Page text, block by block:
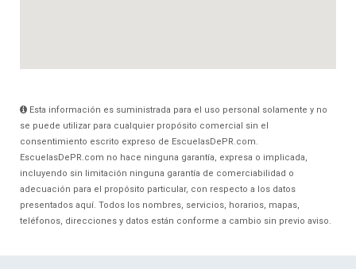
Esta información es suministrada para el uso personal solamente y no
se puede utilizar para cualquier propósito comercial sin el
consentimiento escrito expreso de EscuelasDePR.com.
EscuelasDePR.com no hace ninguna garantía, expresa o implicada,
incluyendo sin limitación ninguna garantía de comerciabilidad o
adecuación para el propósito particular, con respecto a los datos
presentados aquí. Todos los nombres, servicios, horarios, mapas,
teléfonos, direcciones y datos están conforme a cambio sin previo aviso.